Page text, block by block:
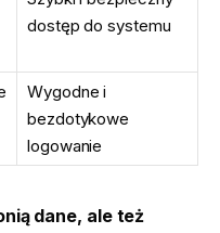
dostęp do systemu
Wygodne i
bezdotykowe
logowanie
dane, ale też